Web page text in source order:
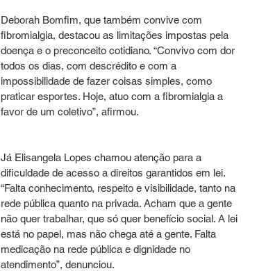
Deborah Bomfim, que também convive com
fibromialgia, destacou as limitações impostas pela
doença e o preconceito cotidiano. “Convivo com dor
todos os dias, com descrédito e com a
impossibilidade de fazer coisas simples, como
praticar esportes. Hoje, atuo com a fibromialgia a
favor de um coletivo”, afirmou.
Já Elisangela Lopes chamou atenção para a
dificuldade de acesso a direitos garantidos em lei.
“Falta conhecimento, respeito e visibilidade, tanto na
rede pública quanto na privada. Acham que a gente
não quer trabalhar, que só quer benefício social. A lei
está no papel, mas não chega até a gente. Falta
medicação na rede pública e dignidade no
atendimento”, denunciou.